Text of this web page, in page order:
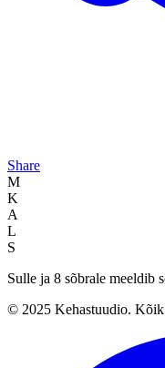
Share
M
K
A
L
S
Sulle ja 8 sõbrale meeldib
© 2025 Kehastuudio. Kõik